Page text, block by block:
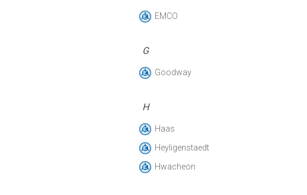
EMCO
G
Goodway
H
Haas
Heyligenstaedt
Hwacheon